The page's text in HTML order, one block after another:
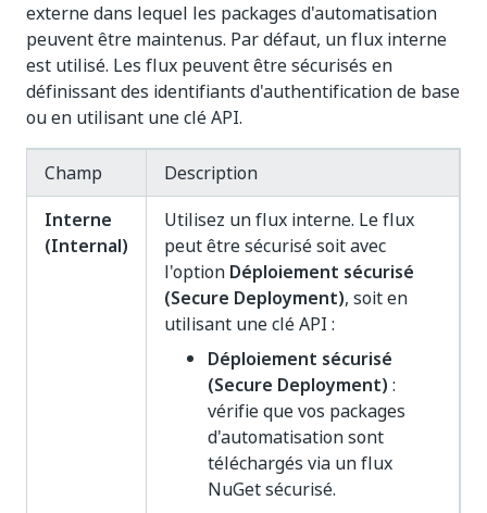
externe dans lequel les packages d'automatisation
peuvent être maintenus. Par défaut, un flux interne
est utilisé. Les flux peuvent être sécurisés en
définissant des identifiants d'authentification de base
ou en utilisant une clé API.
Champ
Description
Interne
(Internal)
Utilisez un flux interne. Le flux
peut être sécurisé soit avec
l'option Déploiement sécurisé
(Secure Deployment), soit en
utilisant une clé API :
Déploiement sécurisé
(Secure Deployment) :
vérifie que vos packages
d'automatisation sont
téléchargés via un flux
NuGet sécurisé.